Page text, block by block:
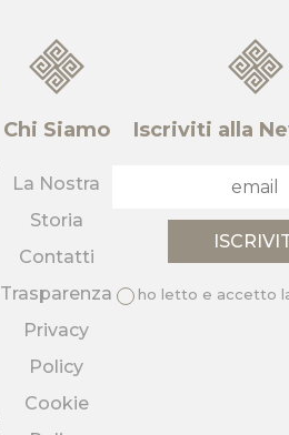
Chi Siamo
La Nostra
Storia
Contatti
Trasparenza
Privacy
Policy
Cookie
Iscriviti alla
ho letto e accetto